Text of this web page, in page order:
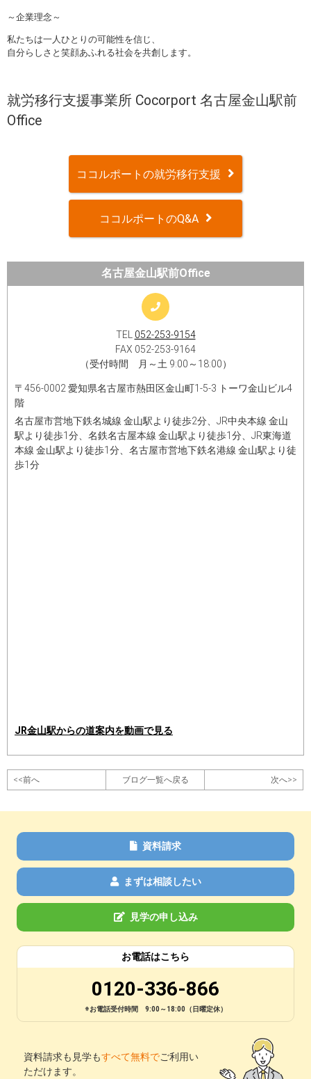
～企業理念～
私たちは一人ひとりの可能性を信じ、
自分らしさと笑顔あふれる社会を共創します。
就労移行支援事業所 Cocorport 名古屋金山駅前
Office
ココルポートの就労移行支援
ココルポートのQ&A
名古屋金山駅前Office
TEL 052-253-9154
FAX 052-253-9164
（受付時間 月～土 9:00～18:00）
〒456-0002 愛知県名古屋市熱田区金山町1-5-3 トーワ金山ビル4
階
名古屋市営地下鉄名城線 金山駅より徒歩2分、JR中央本線 金山
駅より徒歩1分、名鉄名古屋本線 金山駅より徒歩1分、JR東海道
本線 金山駅より徒歩1分、名古屋市営地下鉄名港線 金山駅より徒
歩1分
JR金山駅からの道案内を動画で見る
<<前へ ブログ一覧へ戻る 次へ>>
資料請求
まずは相談したい
見学の申し込み
お電話はこちら
0120-336-866
※お電話受付時間 9:00～18:00（日曜定休）
資料請求も見学もすべて無料でご利用い
ただけます。